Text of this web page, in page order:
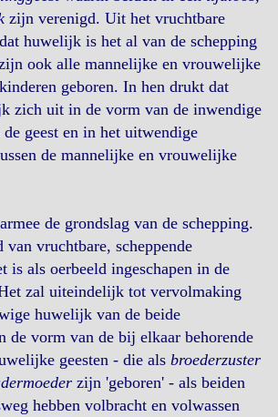
zijn verenigd. Uit het vruchtbare
huwelijk is het al van de schepping
ook alle mannelijke en vrouwelijke
geboren. In hen drukt dat
zich uit in de vorm van de inwendige
geest en in het uitwendige
de mannelijke en vrouwelijke
de grondslag van de schepping.
van vruchtbare, scheppende
is als oerbeeld ingeschapen in de
zal uiteindelijk tot vervolmaking
huwelijk van de beide
de vorm van de bij elkaar behorende
geesten - die als broederzuster
zijn 'geboren' - als beiden
hebben volbracht en volwassen